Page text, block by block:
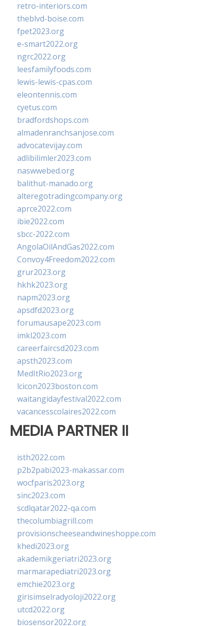
retro-interiors.com
theblvd-boise.com
fpet2023.org
e-smart2022.org
ngrc2022.org
leesfamilyfoods.com
lewis-lewis-cpas.com
eleontennis.com
cyetus.com
bradfordshops.com
almadenranchsanjose.com
advocatevijay.com
adlibilimler2023.com
naswwebed.org
balithut-manado.org
alteregotradingcompany.org
aprce2022.com
ibie2022.com
sbcc-2022.com
AngolaOilAndGas2022.com
Convoy4Freedom2022.com
grur2023.org
hkhk2023.org
napm2023.org
apsdfd2023.org
forumausape2023.com
imkl2023.com
careerfaircsd2023.com
apsth2023.com
MedItRio2023.org
lcicon2023boston.com
waitangidayfestival2022.com
vacancesscolaires2022.com
MEDIA PARTNER II
isth2022.com
p2b2pabi2023-makassar.com
wocfparis2023.org
sinc2023.com
scdlqatar2022-qa.com
thecolumbiagrill.com
provisionscheeseandwineshoppe.com
khedi2023.org
akademikgeriatri2023.org
marmarapediatri2023.org
emchie2023.org
girisimselradyoloji2022.org
utcd2022.org
biosensor2022.org